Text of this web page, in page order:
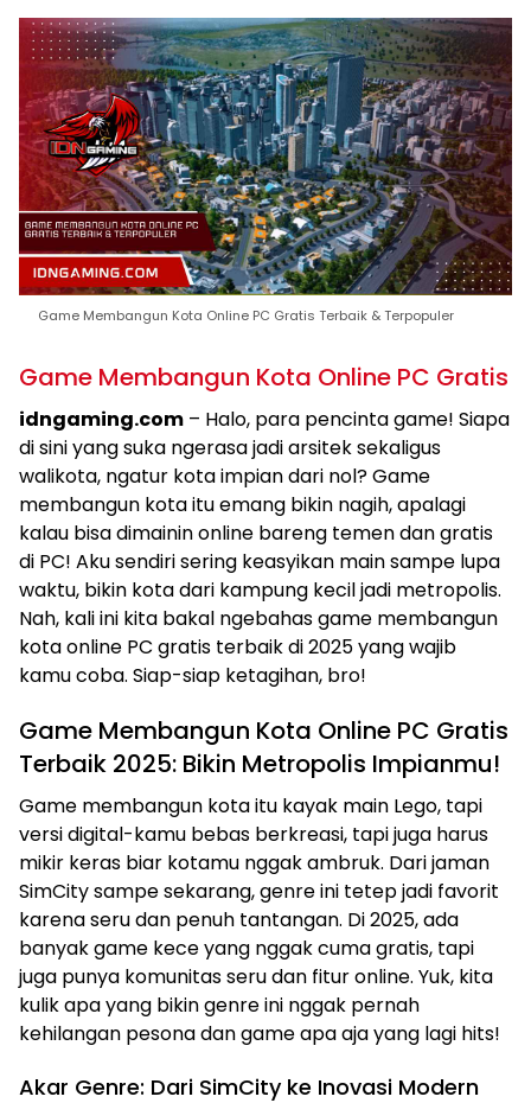
Game Membangun Kota Online PC Gratis Terbaik & Terpopuler
Game Membangun Kota Online PC Gratis
idngaming.com – Halo, para pencinta game! Siapa
di sini yang suka ngerasa jadi arsitek sekaligus
walikota, ngatur kota impian dari nol? Game
membangun kota itu emang bikin nagih, apalagi
kalau bisa dimainin online bareng temen dan gratis
di PC! Aku sendiri sering keasyikan main sampe lupa
waktu, bikin kota dari kampung kecil jadi metropolis.
Nah, kali ini kita bakal ngebahas game membangun
kota online PC gratis terbaik di 2025 yang wajib
kamu coba. Siap-siap ketagihan, bro!
Game Membangun Kota Online PC Gratis
Terbaik 2025: Bikin Metropolis Impianmu!
Game membangun kota itu kayak main Lego, tapi
versi digital-kamu bebas berkreasi, tapi juga harus
mikir keras biar kotamu nggak ambruk. Dari jaman
SimCity sampe sekarang, genre ini tetep jadi favorit
karena seru dan penuh tantangan. Di 2025, ada
banyak game kece yang nggak cuma gratis, tapi
juga punya komunitas seru dan fitur online. Yuk, kita
kulik apa yang bikin genre ini nggak pernah
kehilangan pesona dan game apa aja yang lagi hits!
Akar Genre: Dari SimCity ke Inovasi Modern